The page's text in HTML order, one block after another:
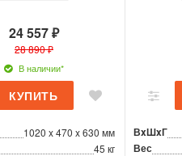
24 557 ₽
28 890 ₽
В наличии*
1020 x 470 x 630 мм
45 кг
ВxШxГ
Вес